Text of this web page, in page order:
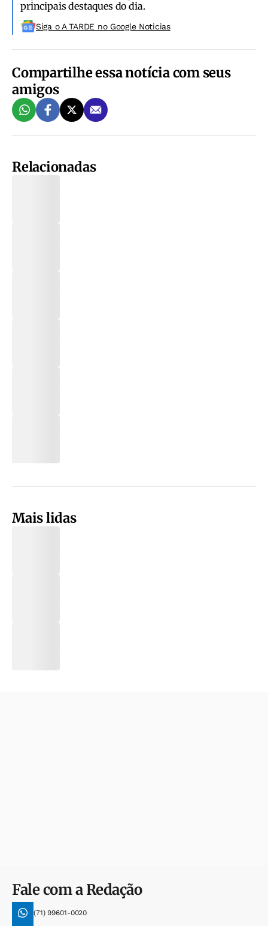
principais destaques do dia.
Siga o A TARDE no Google Noticias
Compartilhe essa notícia com seus
amigos
Relacionadas
Mais lidas
Fale com a Redação
(71) 99601-0020